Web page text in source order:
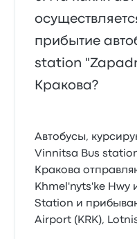
прибытие
station
Кракова?
Автобусы,
Vinnitsa Bus
Кракова
Khmel'nyts'ke Hwy
Station и
Airport (KRK),